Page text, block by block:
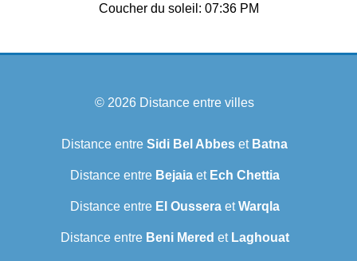
Coucher du soleil: 07:36 PM
© 2026 Distance entre villes
Distance entre Sidi Bel Abbes et Batna
Distance entre Bejaiaet Ech Chettia
Distance entre El OusseraetWarqla
Distance entre Beni Mered et Laghouat